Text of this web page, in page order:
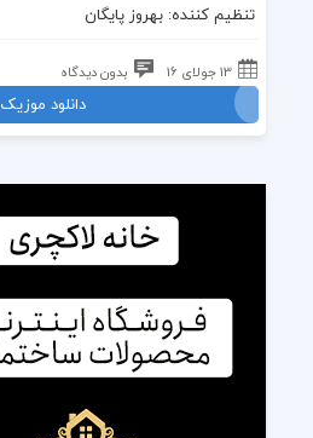
تنظیم کننده: بهروز پایگان
13 جولای 16 بدون دیدگاه
دانلود موزیک